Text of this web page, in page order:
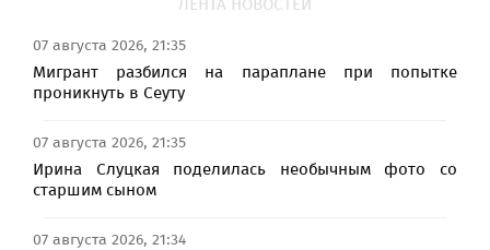
07 августа 2026, 21:35
Мигрант разбился на параплане при попытке
проникнуть в Сеуту
07 августа 2026, 21:35
Ирина Слуцкая поделилась необычным фото со
старшим сыном
07 августа 2026, 21:34